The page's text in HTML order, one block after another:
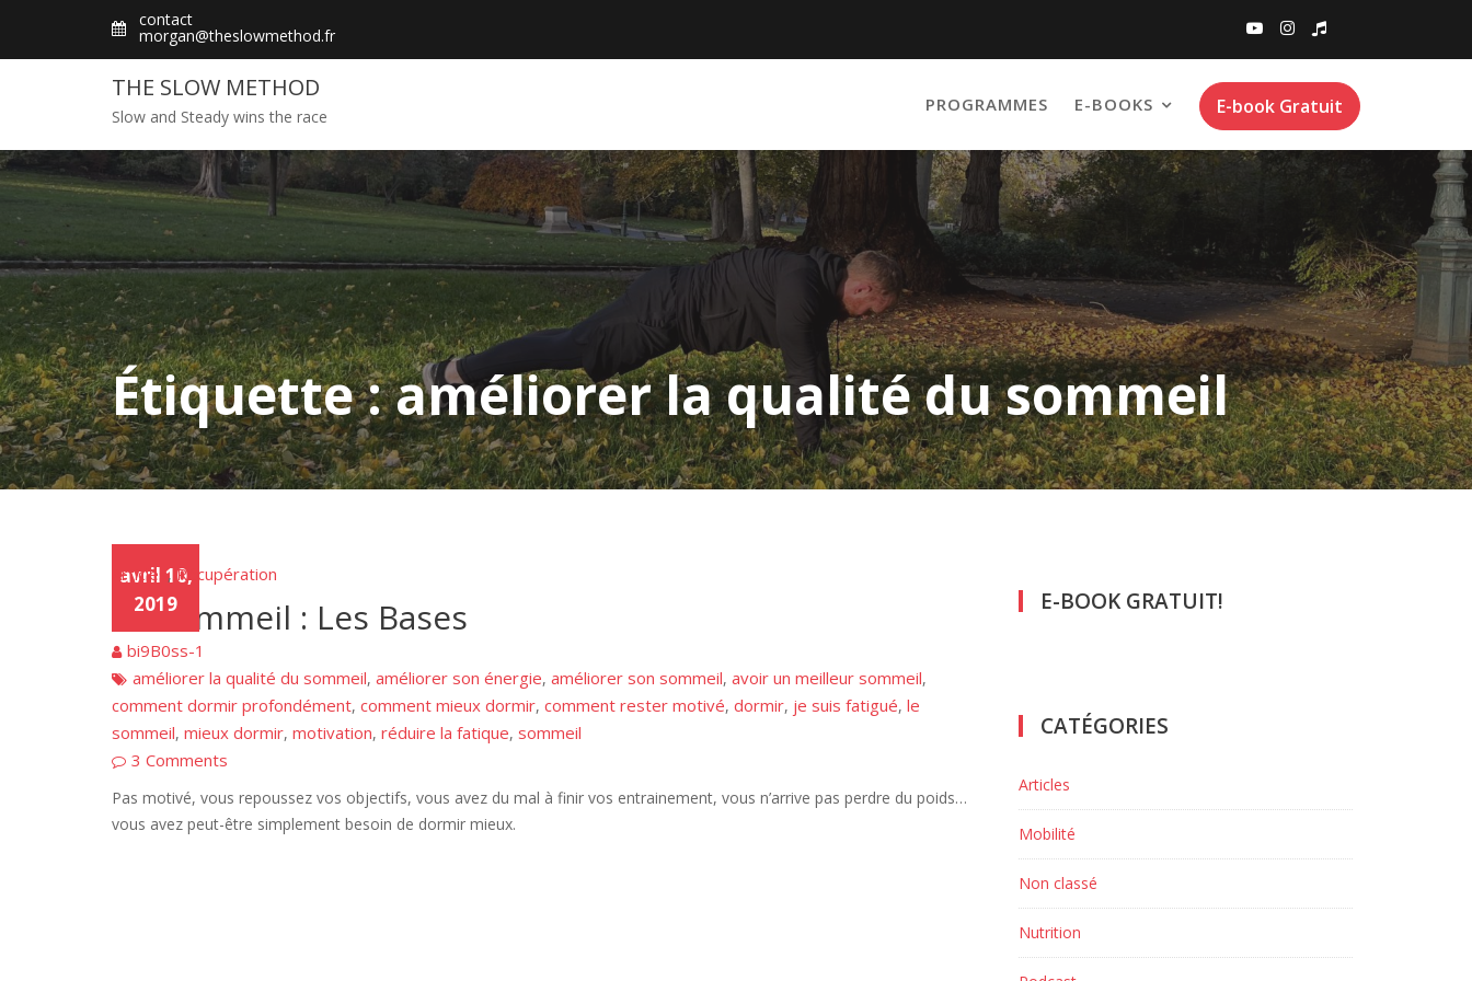
content
contact
morgan@theslowmethod.fr
THE SLOW METHOD
Slow and Steady wins the race E-book Gratuit
PROGRAMMES E-BOOKS
Étiquette : améliorer la qualité du sommeil
avril 10,
2019
Articles, Récupération
Le Sommeil : Les Bases
bi9B0ss-1
améliorer la qualité du sommeil, améliorer son énergie, améliorer son sommeil, avoir un meilleur sommeil,
comment dormir profondément, comment mieux dormir, comment rester motivé, dormir, je suis fatigué, le
sommeil, mieux dormir, motivation, réduire la fatique, sommeil
3 Comments
Pas motivé, vous repoussez vos objectifs, vous avez du mal à finir vos entrainement, vous n’arrive pas perdre du poids…
vous avez peut-être simplement besoin de dormir mieux.
E-BOOK GRATUIT!
CATÉGORIES
Articles
Mobilité
Non classé
Nutrition